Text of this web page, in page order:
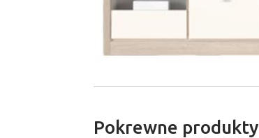
Pokrewne produkty